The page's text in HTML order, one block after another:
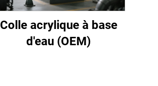
Colle acrylique à base
d'eau (OEM)